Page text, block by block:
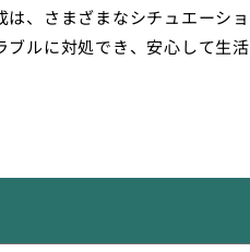
、さまざまなシチュエーショ
ルに対処でき、安心して生活